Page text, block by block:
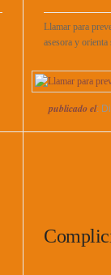
Llamar para
asesora y
publicado el: